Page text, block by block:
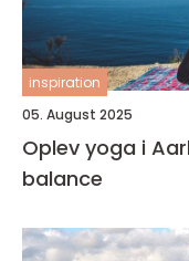
inspiration
05. August 2025
Oplev yoga i
balance